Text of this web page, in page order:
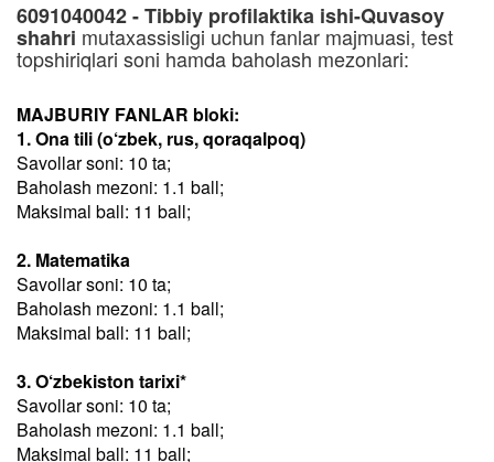
6091040042 - Tibbiy profilaktika ishi-Quvasoy
shahri mutaxassisligi uchun fanlar majmuasi, test
topshiriqlari soni hamda baholash mezonlari:
MAJBURIY FANLAR bloki:
1. Ona tili (o‘zbek, rus, qoraqalpoq)
Savollar soni: 10 ta;
Baholash mezoni: 1.1 ball;
Maksimal ball: 11 ball;
2. Matematika
Savollar soni: 10 ta;
Baholash mezoni: 1.1 ball;
Maksimal ball: 11 ball;
3. O‘zbekiston tarixi*
Savollar soni: 10 ta;
Baholash mezoni: 1.1 ball;
Maksimal ball: 11 ball;